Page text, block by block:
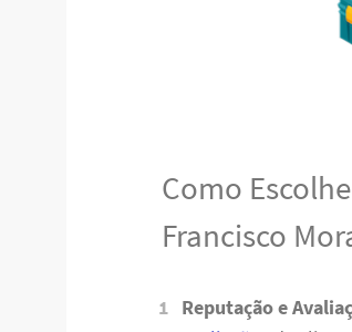
Como
Francisco
Reputação e